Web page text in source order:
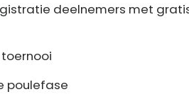
deelnemers met
poulefase